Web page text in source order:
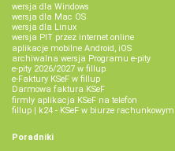
wersja dla Windows
wersja dla Mac OS
wersja dla Linux
wersja PIT przez internet online
aplikacje mobilne Android, iOS
archiwalna wersja Programu e-pity
e-pity 2026/2027 w fillup
e‑Faktury KSeF w fillup
Darmowa faktura KSeF
firmly aplikacja KSeF na telefon
fillup | k24 - KSeF w biurze rachunkowym
Poradniki